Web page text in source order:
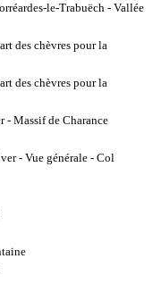
le-Trabuëch - Vallée
des chèvres pour la
des chèvres pour la
- Massif de Charance
- Vue générale - Col